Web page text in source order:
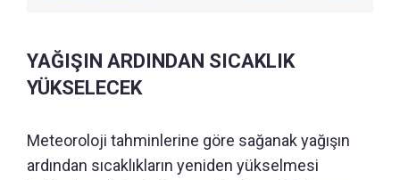
YAĞIŞIN ARDINDAN SICAKLIK
YÜKSELECEK
Meteoroloji tahminlerine göre sağanak yağışın
ardından sıcaklıkların yeniden yükselmesi